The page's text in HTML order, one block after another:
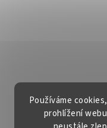
Používáme
prohlížení